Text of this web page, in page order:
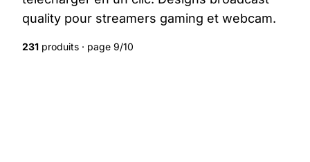
quality pour streamers gaming et webcam.
231 produits · page 9/10